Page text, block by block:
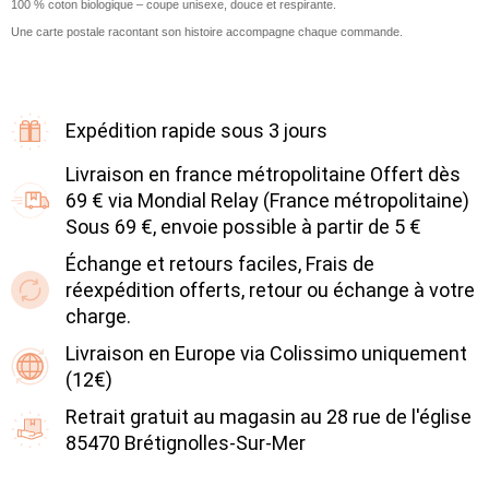
100 % coton biologique – coupe unisexe, douce et respirante.
Une carte postale racontant son histoire accompagne chaque commande.
Expédition rapide sous 3 jours
Livraison en france métropolitaine Offert dès
69 € via Mondial Relay (France métropolitaine)
Sous 69 €, envoie possible à partir de 5 €
Échange et retours faciles, Frais de
réexpédition offerts, retour ou échange à votre
charge.
Livraison en Europe via Colissimo uniquement
(12€)
Retrait gratuit au magasin au 28 rue de l'église
85470 Brétignolles-Sur-Mer